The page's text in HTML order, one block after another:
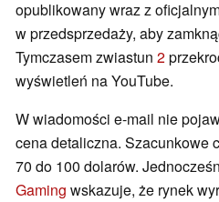
opublikowany wraz z
w przedsprzedaży, aby
Tymczasem zwiastun 2
wyświetleń na YouTube.
W wiadomości e-mail nie
cena detaliczna. Szacunkowe
70 do 100 dolarów.
Gaming wskazuje, że rynek